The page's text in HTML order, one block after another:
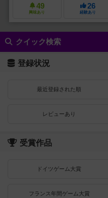
49
興味あり
26
経験あり
クイック検索
登録状況
最近登録された順
レビューあり
受賞作品
ドイツゲーム大賞
フランス年間ゲーム大賞